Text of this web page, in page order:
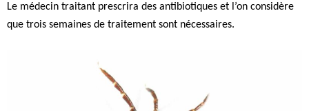
Le médecin traitant prescrira des antibiotiques et l’on considère
que trois semaines de traitement sont nécessaires.